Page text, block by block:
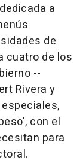
a
de
cuatro de los
--
Rivera y
con el
para